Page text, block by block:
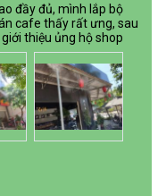
đầy đủ, mình lắp bộ
cafe thấy rất ưng, sau
thiệu ủng hộ shop